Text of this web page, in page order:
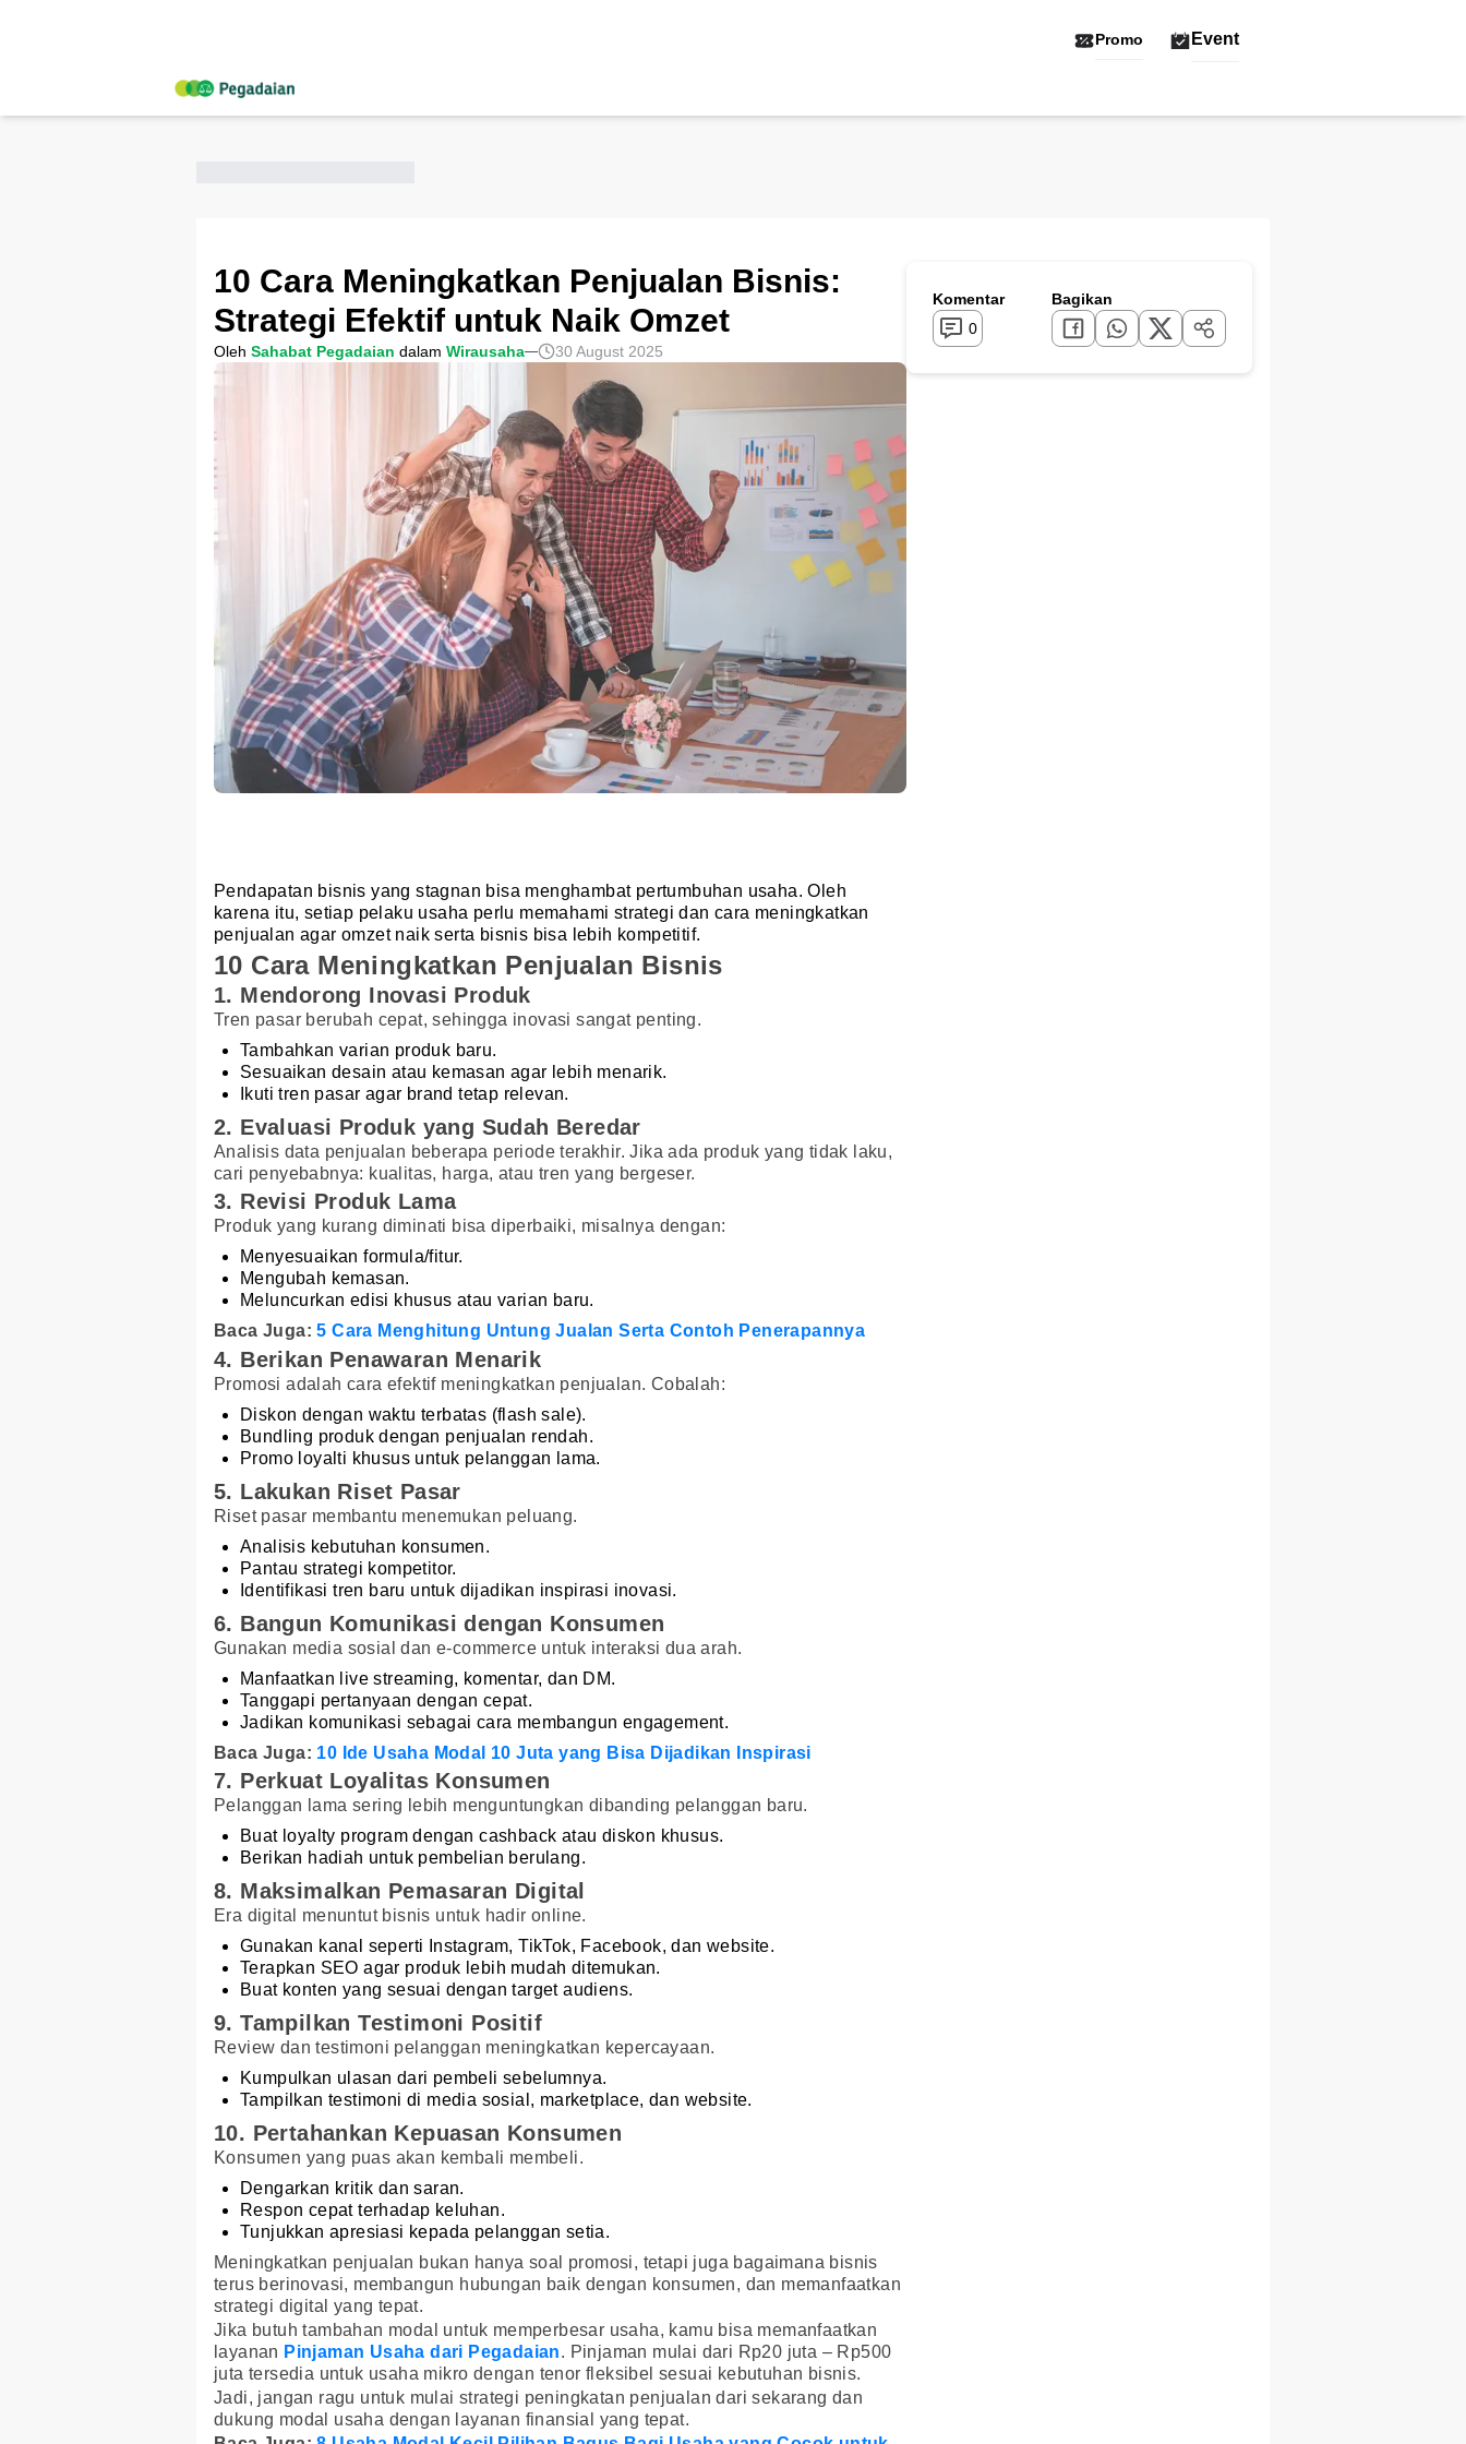
Promo Event
10 Cara Meningkatkan Penjualan Bisnis:
Strategi Efektif untuk Naik Omzet
Oleh Sahabat Pegadaian dalam Wirausaha 30 August 2025
Pendapatan bisnis yang stagnan bisa menghambat pertumbuhan usaha. Oleh
karena itu, setiap pelaku usaha perlu memahami strategi dan cara meningkatkan
penjualan agar omzet naik serta bisnis bisa lebih kompetitif.
10 Cara Meningkatkan Penjualan Bisnis
1. Mendorong Inovasi Produk
Tren pasar berubah cepat, sehingga inovasi sangat penting.
Tambahkan varian produk baru.
Sesuaikan desain atau kemasan agar lebih menarik.
Ikuti tren pasar agar brand tetap relevan.
2. Evaluasi Produk yang Sudah Beredar
Analisis data penjualan beberapa periode terakhir. Jika ada produk yang tidak laku,
cari penyebabnya: kualitas, harga, atau tren yang bergeser.
3. Revisi Produk Lama
Produk yang kurang diminati bisa diperbaiki, misalnya dengan:
Menyesuaikan formula/fitur.
Mengubah kemasan.
Meluncurkan edisi khusus atau varian baru.
Baca Juga:5 Cara Menghitung Untung Jualan Serta Contoh Penerapannya
4. Berikan Penawaran Menarik
Promosi adalah cara efektif meningkatkan penjualan. Cobalah:
Diskon dengan waktu terbatas (flash sale).
Bundling produk dengan penjualan rendah.
Promo loyalti khusus untuk pelanggan lama.
5. Lakukan Riset Pasar
Riset pasar membantu menemukan peluang.
Analisis kebutuhan konsumen.
Pantau strategi kompetitor.
Identifikasi tren baru untuk dijadikan inspirasi inovasi.
6. Bangun Komunikasi dengan Konsumen
Gunakan media sosial dan e-commerce untuk interaksi dua arah.
Manfaatkan live streaming, komentar, dan DM.
Tanggapi pertanyaan dengan cepat.
Jadikan komunikasi sebagai cara membangun engagement.
Baca Juga: 10 Ide Usaha Modal 10 Juta yang Bisa Dijadikan Inspirasi
7. Perkuat Loyalitas Konsumen
Pelanggan lama sering lebih menguntungkan dibanding pelanggan baru.
Buat loyalty program dengan cashback atau diskon khusus.
Berikan hadiah untuk pembelian berulang.
8. Maksimalkan Pemasaran Digital
Era digital menuntut bisnis untuk hadir online.
Gunakan kanal seperti Instagram, TikTok, Facebook, dan website.
Terapkan SEO agar produk lebih mudah ditemukan.
Buat konten yang sesuai dengan target audiens.
9. Tampilkan Testimoni Positif
Review dan testimoni pelanggan meningkatkan kepercayaan.
Kumpulkan ulasan dari pembeli sebelumnya.
Tampilkan testimoni di media sosial, marketplace, dan website.
10. Pertahankan Kepuasan Konsumen
Konsumen yang puas akan kembali membeli.
Dengarkan kritik dan saran.
Respon cepat terhadap keluhan.
Tunjukkan apresiasi kepada pelanggan setia.
Meningkatkan penjualan bukan hanya soal promosi, tetapi juga bagaimana bisnis
terus berinovasi, membangun hubungan baik dengan konsumen, dan memanfaatkan
strategi digital yang tepat.
Jika butuh tambahan modal untuk memperbesar usaha, kamu bisa memanfaatkan
layanan Pinjaman Usaha dari Pegadaian. Pinjaman mulai dari Rp20 juta – Rp500
juta tersedia untuk usaha mikro dengan tenor fleksibel sesuai kebutuhan bisnis.
Jadi, jangan ragu untuk mulai strategi peningkatan penjualan dari sekarang dan
dukung modal usaha dengan layanan finansial yang tepat.
Komentar
0
Bagikan